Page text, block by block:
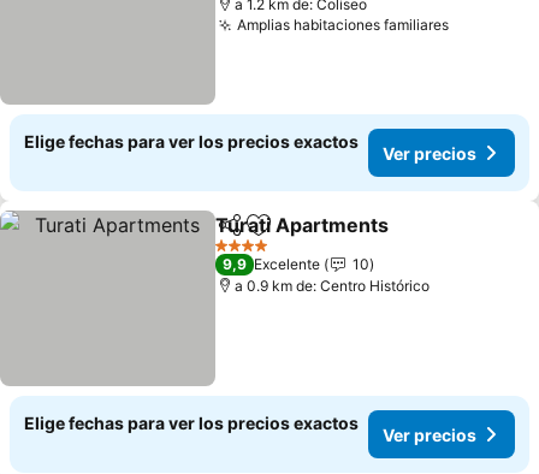
a 1.2 km de: Coliseo
Amplias habitaciones familiares
Elige fechas para ver los precios exactos
Ver precios
Compartir
Agregar a favoritos
Turati Apartments
4 Estrellas
9,9 Excelente
10
a 0.9 km de: Centro Histórico
Elige fechas para ver los precios exactos
Ver precios